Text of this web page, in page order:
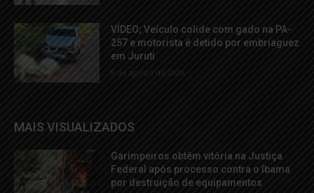
VÍDEO; Veículo colide com gado na PA-
257 e motorista é detido por embriaguez
em Juruti
9 de agosto de 2026
MAIS VISUALIZADOS
Garimpeiros obtêm vitória na Justiça
Federal após processo contra o Ibama
por destruição de equipamentos